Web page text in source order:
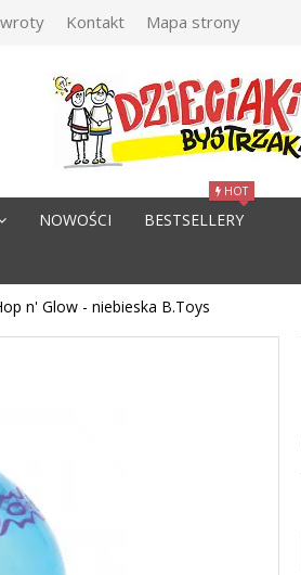
Kontakt Mapa strony
NOWOŚCI BESTSELLERY
HOT
n' Glow - niebieska B.Toys